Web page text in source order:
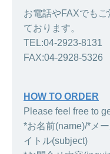
お電話やFAXでも
ております。
TEL:04-2923-8131
FAX:04-2928-5326
HOW TO ORDER
Please feel free to
*お名前(name)/*メ
イトル(subject)